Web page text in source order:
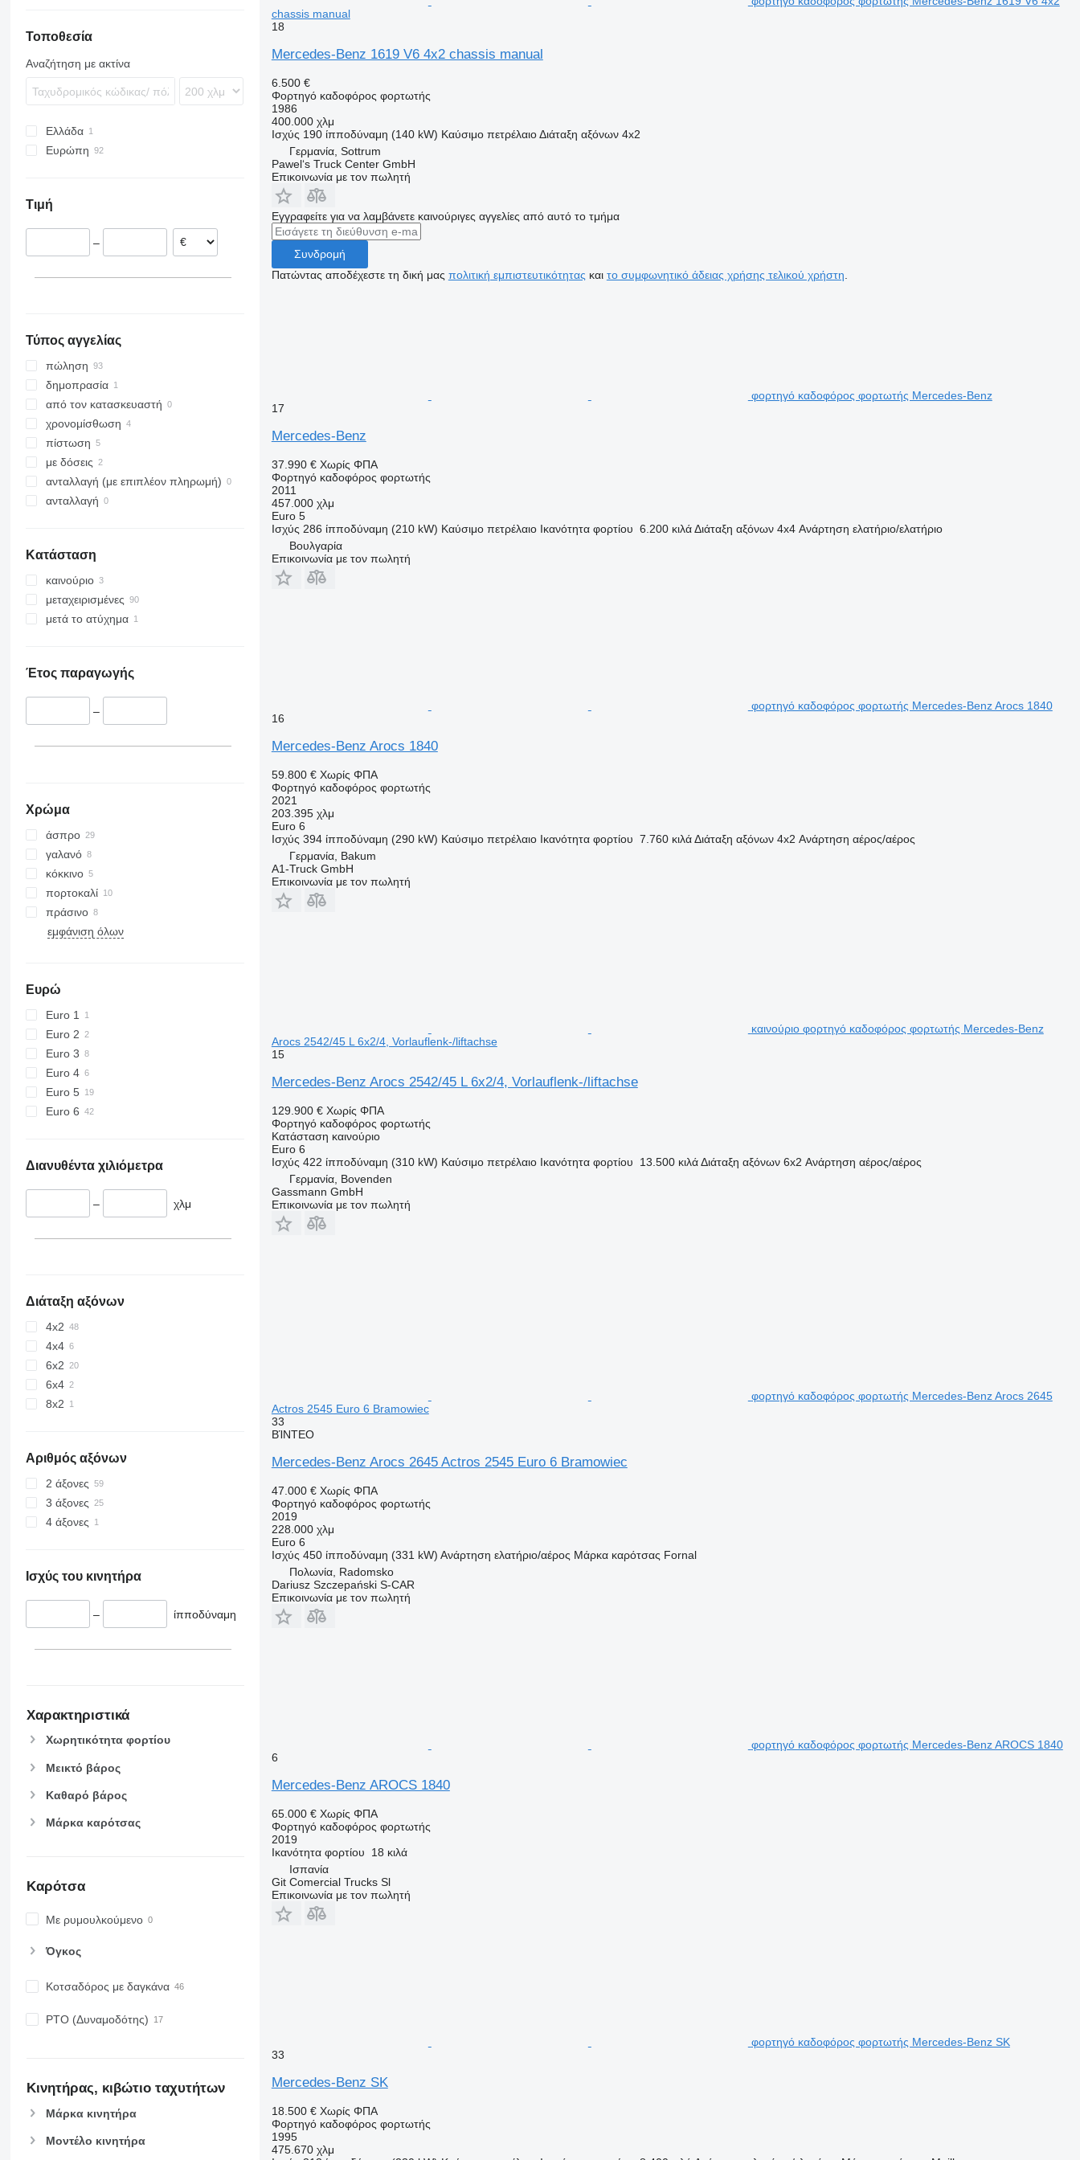
Actros 3243
Τοποθεσία
Αναζήτηση με ακτίνα
Ελλάδα
Ευρώπη
Ολλανδία
Εσθονία
Τιμή
–
Τύπος αγγελίας
πώληση
δημοπρασία
από τον κατασκευαστή
χρονομίσθωση
πίστωση
με δόσεις
ανταλλαγή (με επιπλέον πληρωμή)
ανταλλαγή
Κατάσταση
καινούριο
μεταχειρισμένες
μετά το ατύχημα
Έτος παραγωγής
–
Χρώμα
άσπρο
γαλανό
κόκκινο
πορτοκαλί
πράσινο
εμφάνιση όλων
Ευρώ
Euro 1
Euro 2
Euro 3
Euro 4
Euro 5
Euro 6
Διανυθέντα χιλιόμετρα
– χλμ
Διάταξη αξόνων
4x2
4x4
6x2
6x4
8x2
Αριθμός αξόνων
2 άξονες
3 άξονες
4 άξονες
Ισχύς του κινητήρα
– ίπποδύναμη
Χαρακτηριστικά
Χωρητικότητα φορτίου
Μεικτό βάρος
Καθαρό βάρος
Μάρκα καρότσας
Καρότσα
Με ρυμουλκούμενο
Όγκος
Κοτσαδόρος με δαγκάνα
PTO (Δυναμοδότης)
Κινητήρας, κιβώτιο ταχυτήτων
Μάρκα κινητήρα
Μοντέλο κινητήρα
chassis manual
18
Mercedes-Benz 1619 V6 4x2 chassis manual
6.500 €
Φορτηγό καδοφόρος φορτωτής
1986
400.000 χλμ
Ισχύς 190 ίπποδύναμη (140 kW) Καύσιμο πετρέλαιο Διάταξη αξόνων 4x2
Γερμανία, Sottrum
Pawel‘s Truck Center GmbH
Επικοινωνία με τον πωλητή
Εγγραφείτε για να λαμβάνετε καινούριγες αγγελίες από αυτό το τμήμα
Συνδρομή
Πατώντας αποδέχεστε τη δική μας πολιτική εμπιστευτικότητας και το συμφωνητικό άδειας χρήσης τελικού χρήστη
φορτηγό καδοφόρος φορτωτής Mercedes-Benz
17
Mercedes-Benz
37.990 € Χωρίς ΦΠΑ
Φορτηγό καδοφόρος φορτωτής
2011
457.000 χλμ
Euro 5
Ισχύς 286 ίπποδύναμη (210 kW) Καύσιμο πετρέλαιο Ικανότητα φορτίου 6.200 κιλά Διάταξη αξόνων 4x4 Ανάρτηση ελατήριο/ελατήριο
Βουλγαρία
Επικοινωνία με τον πωλητή
φορτηγό καδοφόρος φορτωτής Mercedes-Benz Arocs 1840
16
Mercedes-Benz Arocs 1840
59.800 € Χωρίς ΦΠΑ
Φορτηγό καδοφόρος φορτωτής
2021
203.395 χλμ
Euro 6
Ισχύς 394 ίπποδύναμη (290 kW) Καύσιμο πετρέλαιο Ικανότητα φορτίου 7.760 κιλά Διάταξη αξόνων 4x2 Ανάρτηση αέρος/αέρος
Γερμανία, Bakum
A1-Truck GmbH
Επικοινωνία με τον πωλητή
καινούριο φορτηγό καδοφόρος φορτωτής Mercedes-Benz
Arocs 2542/45 L 6x2/4, Vorlauflenk-/liftachse
15
Mercedes-Benz Arocs 2542/45 L 6x2/4, Vorlauflenk-/liftachse
129.900 € Χωρίς ΦΠΑ
Φορτηγό καδοφόρος φορτωτής
Κατάσταση καινούριο
Euro 6
Ισχύς 422 ίπποδύναμη (310 kW) Καύσιμο πετρέλαιο Ικανότητα φορτίου 13.500 κιλά Διάταξη αξόνων 6x2 Ανάρτηση αέρος/αέρος
Γερμανία, Bovenden
Gassmann GmbH
Επικοινωνία με τον πωλητή
φορτηγό καδοφόρος φορτωτής Mercedes-Benz Arocs 2645
Actros 2545 Euro 6 Bramowiec
33
ΒΊΝΤΕΟ
Mercedes-Benz Arocs 2645 Actros 2545 Euro 6 Bramowiec
47.000 € Χωρίς ΦΠΑ
Φορτηγό καδοφόρος φορτωτής
2019
228.000 χλμ
Euro 6
Ισχύς 450 ίπποδύναμη (331 kW) Ανάρτηση ελατήριο/αέρος Μάρκα καρότσας Fornal
Πολωνία, Radomsko
Dariusz Szczepański S-CAR
Επικοινωνία με τον πωλητή
φορτηγό καδοφόρος φορτωτής Mercedes-Benz AROCS 1840
6
Mercedes-Benz AROCS 1840
65.000 € Χωρίς ΦΠΑ
Φορτηγό καδοφόρος φορτωτής
2019
Ικανότητα φορτίου
18 κιλά
Ισπανία
Git Comercial Trucks Sl
Επικοινωνία με τον πωλητή
φορτηγό καδοφόρος φορτωτής Mercedes-Benz SK
33
Mercedes-Benz SK
18.500 € Χωρίς ΦΠΑ
Φορτηγό καδοφόρος φορτωτής
1995
475.670 χλμ